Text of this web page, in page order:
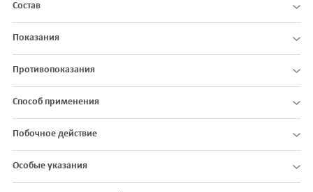
Состав
Показания
Противопоказания
Способ применения
Побочное действие
Особые указания